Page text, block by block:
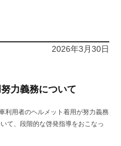
2026年3月30日
力義務について
利用者のヘルメット着用が努力義務
て、段階的な啓発指導をおこなっ